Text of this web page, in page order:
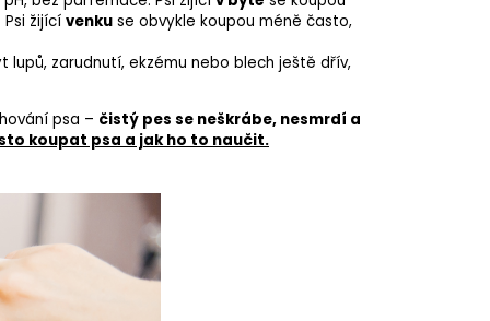
žijící venku se obvykle koupou méně často,
zarudnutí, ekzému nebo blech ještě dřív,
psa – čistý pes se neškrábe, nesmrdí a
koupat psa a jak ho to naučit.